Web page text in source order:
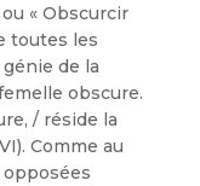
« Obscurcir
toutes les
de la
obscure.
/ réside la
Comme au